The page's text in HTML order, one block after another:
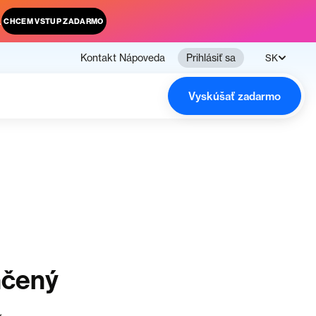
CHCEM VSTUP ZADARMO
Kontakt Nápoveda Prihlásiť sa SK
Vyskúšať zadarmo